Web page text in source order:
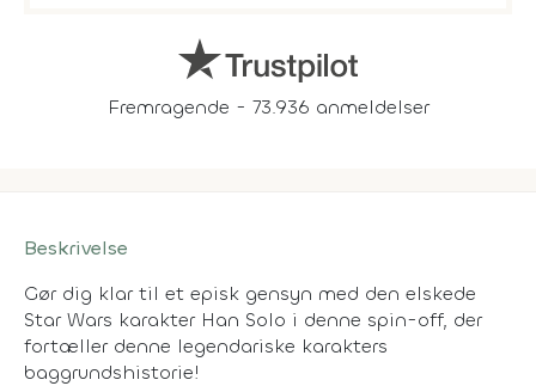
Fremragende - 73.936 anmeldelser
Beskrivelse
Gør dig klar til et episk gensyn med den elskede
Star Wars karakter Han Solo i denne spin-off, der
fortæller denne legendariske karakters
baggrundshistorie!